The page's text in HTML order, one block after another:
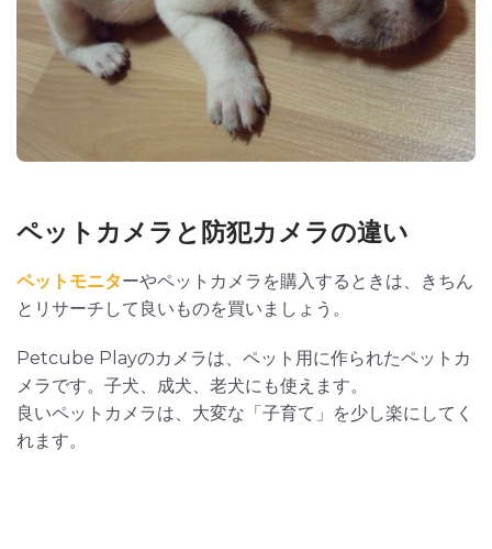
ペットカメラと防犯カメラの違い
ペットモニターやペットカメラを購入するときは、きちん
とリサーチして良いものを買いましょう。
Petcube Playのカメラは、ペット用に作られたペットカ
メラです。子犬、成犬、老犬にも使えます。
良いペットカメラは、大変な「子育て」を少し楽にしてく
れます。